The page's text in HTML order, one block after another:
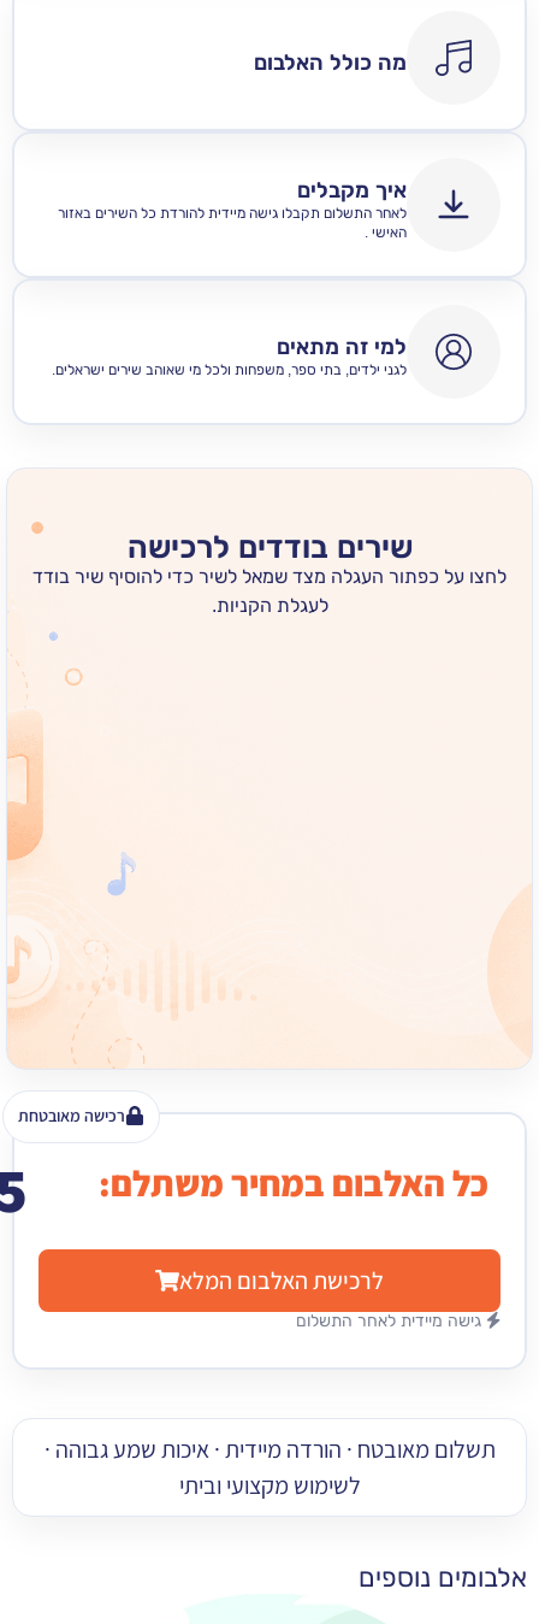
מה כולל האלבום
איך מקבלים
לאחר התשלום תקבלו גישה מיידית להורדת כל השירים באזור
למי זה מתאים
לגני ילדים, בתי ספר, משפחות ולכל מי שאוהב שירים ישראלים.
שירים בודדים לרכישה
כפתור העגלה מצד שמאל לשיר כדי להוסיף שיר בודד
לעגלת הקניות.
רכישה מאובטחת
האלבום במחיר משתלם: ₪ 15
לרכישת האלבום המלא
מיידית לאחר התשלום
מאובטח · הורדה מיידית · איכות שמע גבוהה ·
לשימוש מקצועי וביתי
נוספים